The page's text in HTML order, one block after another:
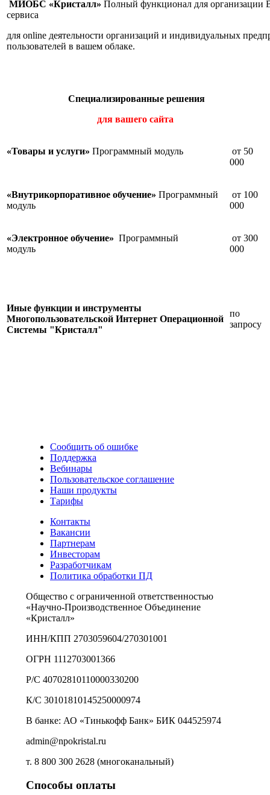
МИОБС «Кристалл» Полный функционал для организации
сервиса
для online деятельности организаций и индивидуальных
пользователей в вашем облаке.
Специализированные решения
для вашего сайта
«Товары и услуги» Программный модуль
от 50
000
«Внутрикорпоративное обучение» Программный
модуль
от 100
000
«Электронное обучение» Программный
модуль
от 300
000
Иные функции и инструменты
Многопользовательской Интернет Операционной
Системы "Кристалл"
по
запросу
Сообщить об ошибке
Поддержка
Вебинары
Пользовательское соглашение
Наши продукты
Тарифы
Контакты
Вакансии
Партнерам
Инвесторам
Разработчикам
Политика обработки ПД
Общество с ограниченной ответственностью
«Научно-Производственное Объединение
«Кристалл»
ИНН/КПП 2703059604/270301001
ОГРН 1112703001366
Р/С 40702810110000330200
К/С 30101810145250000974
В банке: АО «Тинькофф Банк» БИК 044525974
admin@npokristal.ru
т. 8 800 300 2628 (многоканальный)
Способы оплаты